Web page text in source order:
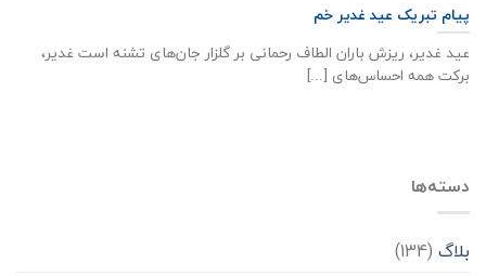
پیام تبریک عید غدیر خم
عید غدیر، ریزش باران الطاف رحمانی بر گلزار جان‌های تشنه است غدیر،
برکت همه احساس‌های [...]
دسته‌ها
بلاگ (134)